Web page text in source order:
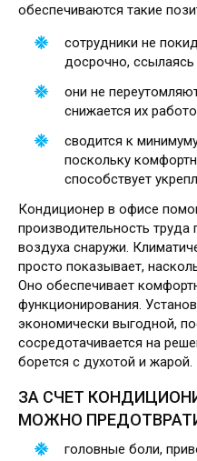
обеспечиваются такие
сотрудники не
досрочно,
они не
снижается их
сводится к
поскольку
способствует
Кондиционер в офисе
производительность труда
воздуха снаружи.
просто показывает,
Оно обеспечивает
функционирования.
экономически выгодной,
сосредотачивается на
борется с духотой и жарой.
ЗА СЧЕТ
МОЖНО
головные боли,